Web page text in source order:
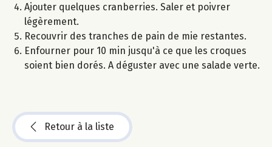
Ajouter quelques cranberries. Saler et poivrer
légèrement.
Recouvrir des tranches de pain de mie restantes.
Enfourner pour 10 min jusqu'à ce que les croques
soient bien dorés. A déguster avec une salade verte.
Retour à la liste